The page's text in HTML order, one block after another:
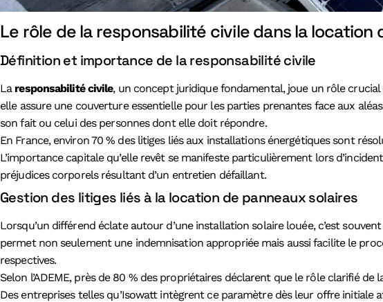
Le rôle de la responsabilité civile dans la location
Définition et importance de la responsabilité civile
La responsabilité civile, un concept juridique fondamental, joue un rôle
elle assure une couverture essentielle pour les parties prenantes face aux
son fait ou celui des personnes dont elle doit répondre.
En France, environ 70 % des litiges liés aux installations énergétiques sont
L’importance capitale qu’elle revêt se manifeste particulièrement lors
préjudices corporels résultant d’un entretien défaillant.
Gestion des litiges liés à la location de panneaux solaires
Lorsqu’un différend éclate autour d’une installation solaire louée, c’est
permet non seulement une indemnisation appropriée mais aussi facilite le
respectives.
Selon l’ADEME, près de 80 % des propriétaires déclarent que le rôle clarifié
Des entreprises telles qu’Isowatt intègrent ce paramètre dès leur offre initiale